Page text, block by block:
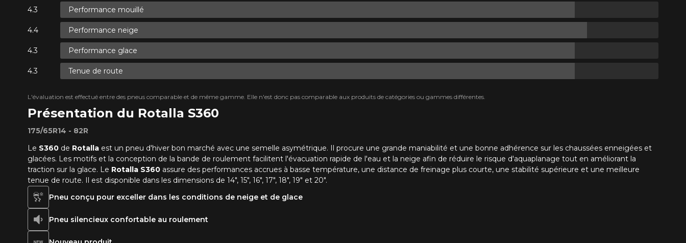
Présentation du Rotalla S360
175/65R14 - 82R
Le S360de Rotallaest un pneu d'hiver bon marché avec une semelle asymétrique. Il procure une grande maniabilité et une bonne adhérence sur les chaussées enneigées et
glacées. Les motifs et la conception de la bande de roulement facilitent l'évacuation rapide de l'eau et la neige afin de réduire le risque d'aquaplanage tout en améliorant la
traction sur la glace. Le Rotalla S360 assure des performances accrues à basse température, une distance de freinage plus courte, une stabilité supérieure et une meilleure
tenue de route. Il est disponible dans les dimensions de 14", 15", 16", 17", 18", 19" et 20".
Performance mouillé
Performance neige
Performance glace
Tenue de route
L'évaluation est effectué entre des pneus comparable et de même gamme. Elle n'est donc pas comparable aux produits de catégories ou gammes différentes.
Pneu conçu pour exceller dans les conditions de neige et de glace
Pneu silencieux confortable au roulement